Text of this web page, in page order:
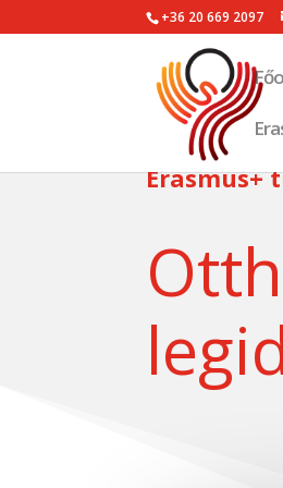
+36 20 669 2097
Erasmus+